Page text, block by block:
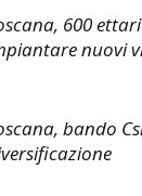
600
nuovi
bando